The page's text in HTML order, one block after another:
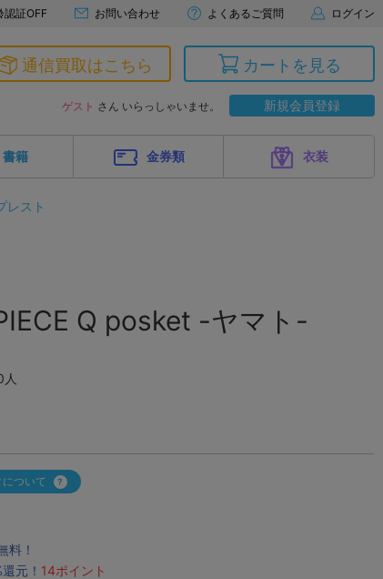
認証OFF お問い合わせ よくあるご質問 ログイン
通信買取はこちら カートを見る
ゲスト さん いらっしゃいませ。 新規会員登録
書籍 金券類 衣装
レスト
Q posket -ヤマト-
人
ついて
料！
元！ 14ポイント